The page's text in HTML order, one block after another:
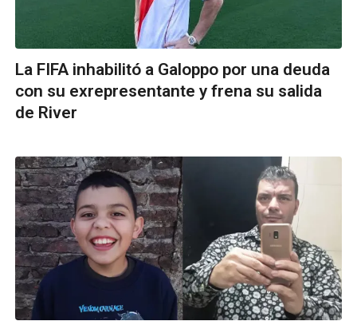
La FIFA inhabilitó a Galoppo por una deuda
con su exrepresentante y frena su salida
de River